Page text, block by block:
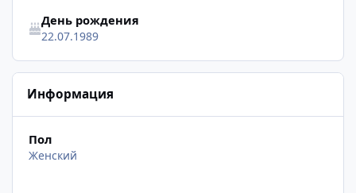
День рождения
22.07.1989
Информация
Пол
Женский